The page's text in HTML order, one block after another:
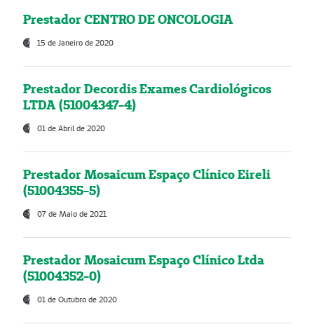
Prestador CENTRO DE ONCOLOGIA
15 de Janeiro de 2020
Prestador Decordis Exames Cardiológicos
LTDA (51004347-4)
01 de Abril de 2020
Prestador Mosaicum Espaço Clínico Eireli
(51004355-5)
07 de Maio de 2021
Prestador Mosaicum Espaço Clínico Ltda
(51004352-0)
01 de Outubro de 2020